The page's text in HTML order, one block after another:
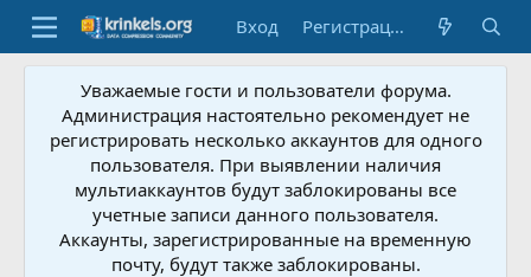
Вход Регистрация
Уважаемые гости и пользователи форума.
Администрация настоятельно рекомендует не
регистрировать несколько аккаунтов для одного
пользователя. При выявлении наличия
мультиаккаунтов будут заблокированы все
учетные записи данного пользователя.
Аккаунты, зарегистрированные на временную
почту, будут также заблокированы.